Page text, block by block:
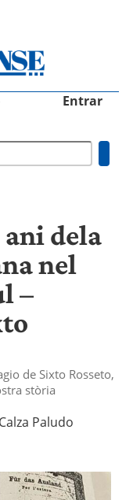
Entrar
dela
nel
–
de Sixto Rosseto,
stòria
Paludo